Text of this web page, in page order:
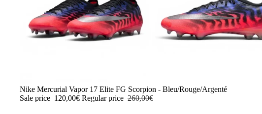
-54%
Nike Mercurial Vapor 17 Elite FG Scorpion - Bleu/Rouge/Argenté
Sale price 120,00€ Regular price 260,00€